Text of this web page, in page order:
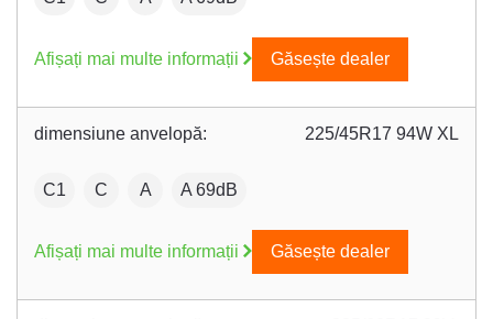
Afișați mai multe informații Găsește dealer
dimensiune anvelopă: 225/45R17 94W XL
:C1 Fuel efficiency:
C Wet grip:
A :A 69dB
Afișați mai multe informații Găsește dealer